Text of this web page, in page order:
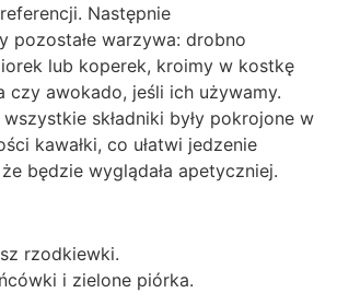
Następnie
pozostałe warzywa: drobno
lub koperek, kroimy w kostkę
czy awokado, jeśli ich używamy.
składniki były pokrojone w
kawałki, co ułatwi jedzenie
będzie wyglądała apetyczniej.
rzodkiewki.
i zielone piórka.